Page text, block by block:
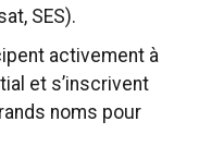
SES).
activement à
et s’inscrivent
noms pour